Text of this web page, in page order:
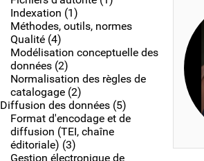
Indexation (1)
Méthodes, outils, normes
Qualité (4)
Modélisation conceptuelle des
données (2)
Normalisation des règles de
catalogage (2)
Diffusion des données (5)
Format d'encodage et de
diffusion (TEI, chaîne
éditoriale) (3)
Gestion électronique de